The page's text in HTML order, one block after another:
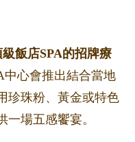
級飯店SPA的招牌療
中心會推出結合當地
珍珠粉、黃金或特色
場五感饗宴。